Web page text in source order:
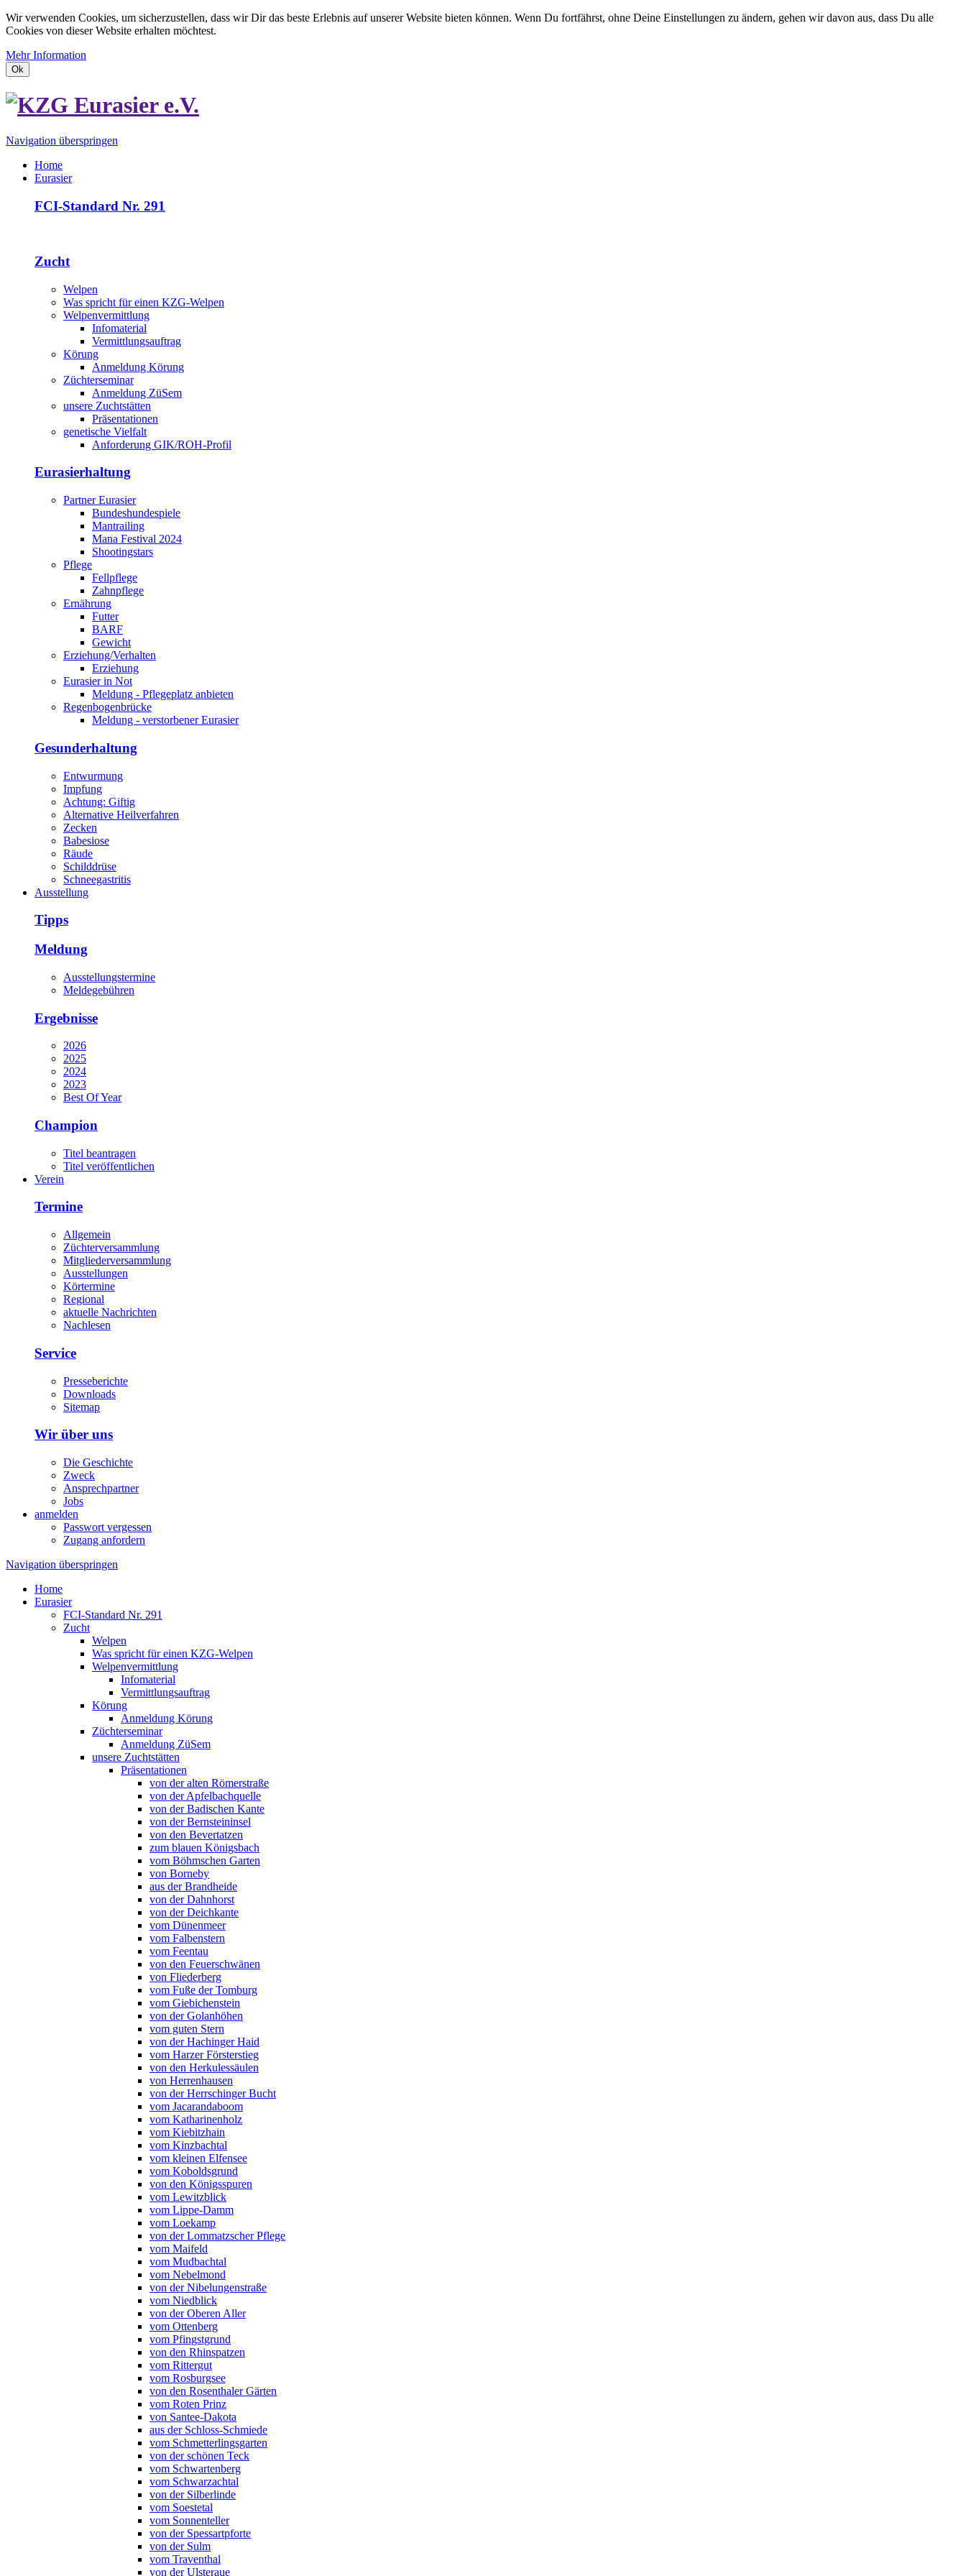
Wir verwenden Cookies, um sicherzustellen, dass wir Dir das beste Erlebnis auf unserer Website bieten können. Wenn Du fortfährst, ohne Deine Einstellungen zu ändern, gehen wir davon aus, dass Du alle
Cookies von dieser Website erhalten möchtest.
Mehr Information
Ok
Navigation überspringen
Home
Eurasier
FCI-Standard Nr. 291
Zucht
Welpen
Was spricht für einen KZG-Welpen
Welpenvermittlung
Infomaterial
Vermittlungsauftrag
Körung
Anmeldung Körung
Züchterseminar
Anmeldung ZüSem
unsere Zuchtstätten
Präsentationen
genetische Vielfalt
Anforderung GIK/ROH-Profil
Eurasierhaltung
Partner Eurasier
Bundeshundespiele
Mantrailing
Mana Festival 2024
Shootingstars
Pflege
Fellpflege
Zahnpflege
Ernährung
Futter
BARF
Gewicht
Erziehung/Verhalten
Erziehung
Eurasier in Not
Meldung - Pflegeplatz anbieten
Regenbogenbrücke
Meldung - verstorbener Eurasier
Gesunderhaltung
Entwurmung
Impfung
Achtung: Giftig
Alternative Heilverfahren
Zecken
Babesiose
Räude
Schilddrüse
Schneegastritis
Ausstellung
Tipps
Meldung
Ausstellungstermine
Meldegebühren
Ergebnisse
2026
2025
2024
2023
Best Of Year
Champion
Titel beantragen
Titel veröffentlichen
Verein
Termine
Allgemein
Züchterversammlung
Mitgliederversammlung
Ausstellungen
Körtermine
Regional
aktuelle Nachrichten
Nachlesen
Service
Presseberichte
Downloads
Sitemap
Wir über uns
Die Geschichte
Zweck
Ansprechpartner
Jobs
anmelden
Passwort vergessen
Zugang anfordern
Navigation überspringen
Home
Eurasier
FCI-Standard Nr. 291
Zucht
Welpen
Was spricht für einen KZG-Welpen
Welpenvermittlung
Infomaterial
Vermittlungsauftrag
Körung
Anmeldung Körung
Züchterseminar
Anmeldung ZüSem
unsere Zuchtstätten
Präsentationen
von der alten Römerstraße
von der Apfelbachquelle
von der Badischen Kante
von der Bernsteininsel
von den Bevertatzen
zum blauen Königsbach
vom Böhmschen Garten
von Borneby
aus der Brandheide
von der Dahnhorst
von der Deichkante
vom Dünenmeer
vom Falbenstern
vom Feentau
von den Feuerschwänen
von Fliederberg
vom Fuße der Tomburg
vom Giebichenstein
von der Golanhöhen
vom guten Stern
von der Hachinger Haid
vom Harzer Försterstieg
von den Herkulessäulen
von Herrenhausen
von der Herrschinger Bucht
vom Jacarandaboom
vom Katharinenholz
vom Kiebitzhain
vom Kinzbachtal
vom kleinen Elfensee
vom Koboldsgrund
von den Königsspuren
vom Lewitzblick
vom Lippe-Damm
vom Loekamp
von der Lommatzscher Pflege
vom Maifeld
vom Mudbachtal
vom Nebelmond
von der Nibelungenstraße
vom Niedblick
von der Oberen Aller
vom Ottenberg
vom Pfingstgrund
von den Rhinspatzen
vom Rittergut
vom Rosburgsee
von den Rosenthaler Gärten
vom Roten Prinz
von Santee-Dakota
aus der Schloss-Schmiede
vom Schmetterlingsgarten
von der schönen Teck
vom Schwartenberg
vom Schwarzachtal
von der Silberlinde
vom Soestetal
vom Sonnenteller
von der Spessartpforte
von der Sulm
vom Traventhal
von der Ulsteraue